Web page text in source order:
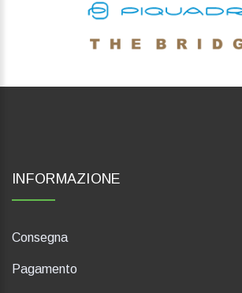
INFORMAZIONE
Consegna
Pagamento